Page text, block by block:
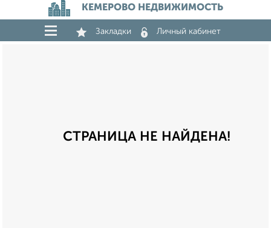
КЕМЕРОВО НЕДВИЖИМОСТЬ
Закладки Личный кабинет
СТРАНИЦА НЕ НАЙДЕНА!